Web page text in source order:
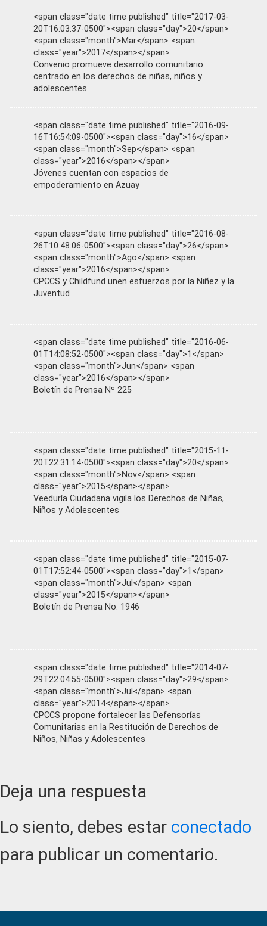
<span class="date time published" title="2017-03-
20T16:03:37-0500"><span class="day">20</span>
<span class="month">Mar</span> <span
class="year">2017</span></span>
Convenio promueve desarrollo comunitario
centrado en los derechos de niñas, niños y
adolescentes
<span class="date time published" title="2016-09-
16T16:54:09-0500"><span class="day">16</span>
<span class="month">Sep</span> <span
class="year">2016</span></span>
Jóvenes cuentan con espacios de
empoderamiento en Azuay
<span class="date time published" title="2016-08-
26T10:48:06-0500"><span class="day">26</span>
<span class="month">Ago</span> <span
class="year">2016</span></span>
CPCCS y Childfund unen esfuerzos por la Niñez y la
Juventud
<span class="date time published" title="2016-06-
01T14:08:52-0500"><span class="day">1</span>
<span class="month">Jun</span> <span
class="year">2016</span></span>
Boletín de Prensa Nº 225
<span class="date time published" title="2015-11-
20T22:31:14-0500"><span class="day">20</span>
<span class="month">Nov</span> <span
class="year">2015</span></span>
Veeduría Ciudadana vigila los Derechos de Niñas,
Niños y Adolescentes
<span class="date time published" title="2015-07-
01T17:52:44-0500"><span class="day">1</span>
<span class="month">Jul</span> <span
class="year">2015</span></span>
Boletín de Prensa No. 1946
<span class="date time published" title="2014-07-
29T22:04:55-0500"><span class="day">29</span>
<span class="month">Jul</span> <span
class="year">2014</span></span>
CPCCS propone fortalecer las Defensorías
Comunitarias en la Restitución de Derechos de
Niños, Niñas y Adolescentes
Reader
Interactions
Deja una respuesta
Lo siento, debes estar conectado
para publicar un comentario.